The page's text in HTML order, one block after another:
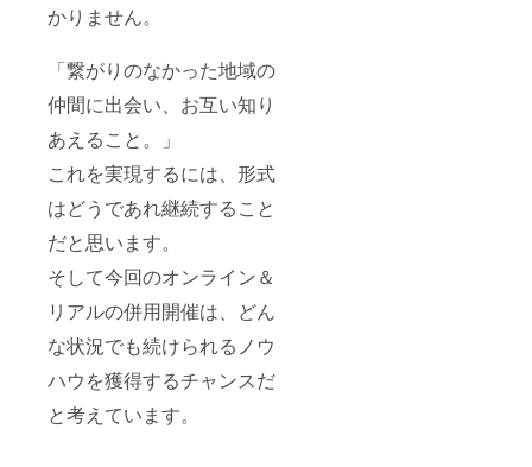
かりません。
「繋がりのなかった地域の
仲間に出会い、お互い知り
あえること。」
これを実現するには、形式
はどうであれ継続すること
だと思います。
そして今回のオンライン＆
リアルの併用開催は、どん
な状況でも続けられるノウ
ハウを獲得するチャンスだ
と考えています。